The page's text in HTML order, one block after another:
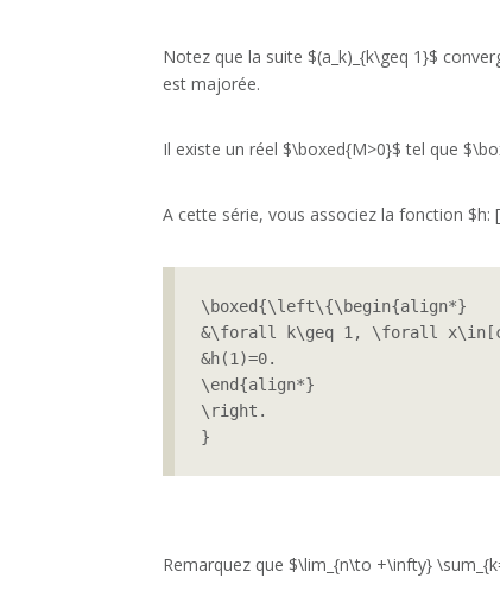
Notez que la suite $(a_k)_{k\geq 1}$
est majorée.
Il existe un réel $\boxed{M>0}$ tel que
A cette série, vous associez la fonction
\boxed{\left\{\begin{align*}
&\forall k\geq 1, \forall
&h(1)=0.
\end{align*}
\right.
}
Remarquez que $\lim_{n\to +\infty}